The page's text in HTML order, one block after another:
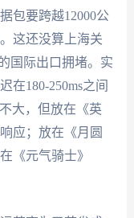
包要跨越12000公
这还没算上海关
国际出口拥堵。实
在180-250ms之间
大，但放在《英
应；放在《月圆
《元气骑士》